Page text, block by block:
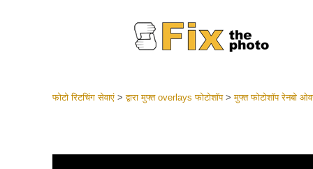
फोटो रिटचिंग सेवाएं>द्वारा मुफ्त overlays फोटोशॉप>मुफ्त फोटोशॉप रेनबो